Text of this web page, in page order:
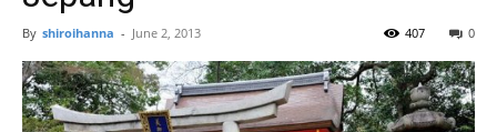
By shiroihanna - June 2, 2013 0
407